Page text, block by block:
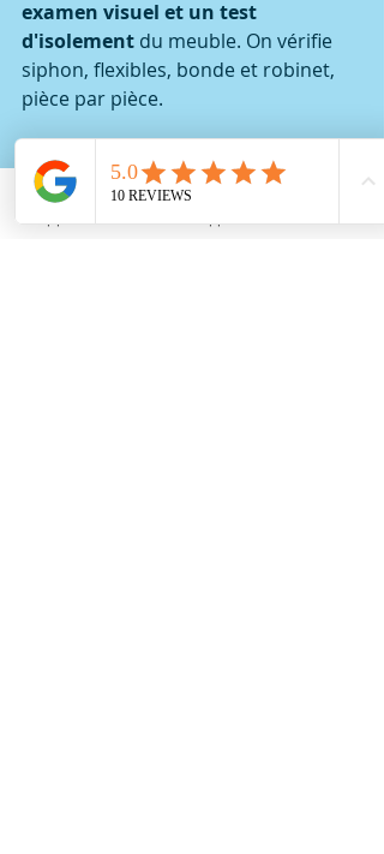
examen visuel et un test
d'isolement du meuble. On vérifie
siphon, flexibles, bonde et robinet,
pièce par pièce.
Si la source reste introuvable, nous
déployons la détection non